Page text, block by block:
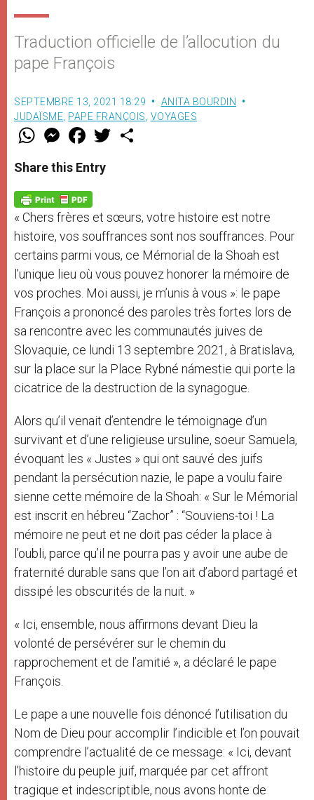
Traduction officielle de l’allocution du
pape François
SEPTEMBRE 13, 2021 18:29
ANITA BOURDIN
JUDAÏSME PAPE FRANÇOIS VOYAGES
W
t
s
p
p
M
e
s
e
g
e
r
F
a
e
b
o
k
w
Share this Entry
« Chers frères et sœurs, votre histoire est notre
histoire, vos souffrances sont nos souffrances. Pour
certains parmi vous, ce Mémorial de la Shoah est
l’unique lieu où vous pouvez honorer la mémoire de
vos proches. Moi aussi, je m’unis à vous »: le pape
François a prononcé des paroles très fortes lors de
sa rencontre avec les communautés juives de
Slovaquie, ce lundi 13 septembre 2021, à Bratislava,
sur la place sur la Place Rybné námestie qui porte la
cicatrice de la destruction de la synagogue.
Alors qu’il venait d’entendre le témoignage d’un
survivant et d’une religieuse ursuline, soeur Samuela,
évoquant les « Justes » qui ont sauvé des juifs
pendant la persécution nazie, le pape a voulu faire
sienne cette mémoire de la Shoah: « Sur le Mémorial
est inscrit en hébreu “Zachor” : “Souviens-toi ! La
mémoire ne peut et ne doit pas céder la place à
l’oubli, parce qu’il ne pourra pas y avoir une aube de
fraternité durable sans que l’on ait d’abord partagé et
dissipé les obscurités de la nuit. »
« Ici, ensemble, nous affirmons devant Dieu la
volonté de persévérer sur le chemin du
rapprochement et de l’amitié », a déclaré le pape
François.
Le pape a une nouvelle fois dénoncé l’utilisation du
Nom de Dieu pour accomplir l’indicible et l’on pouvait
comprendre l’actualité de ce message: « Ici, devant
l’histoire du peuple juif, marquée par cet affront
tragique et indescriptible, nous avons honte de